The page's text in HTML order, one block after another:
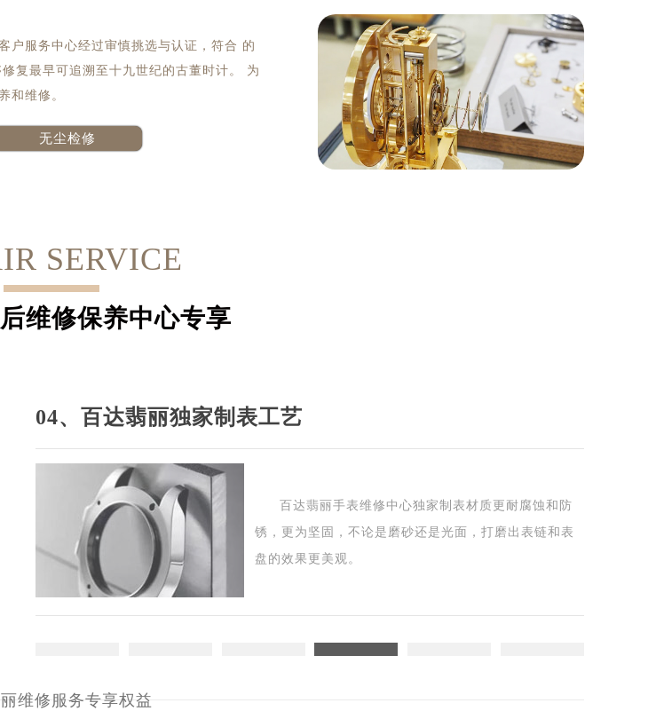
户服务中心经过审慎挑选与认证，符合 的
复最早可追溯至十九世纪的古董时计。 为
和维修。
无尘检修
SERVICE
维修保养中心专享
04、百达翡丽独家制表工艺
百达翡丽手表维修中心独家制表材质更耐腐蚀和防
锈，更为坚固，不论是磨砂还是光面，打磨出表链和表
盘的效果更美观。
维修服务专享权益